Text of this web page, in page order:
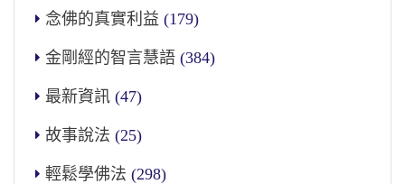
念佛的真實利益 (179)
金剛經的智言慧語 (384)
最新資訊 (47)
故事說法 (25)
輕鬆學佛法 (298)